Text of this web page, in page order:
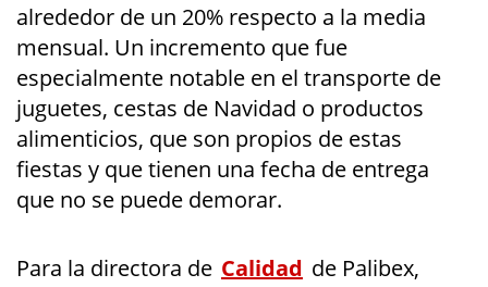
alrededor de un 20% respecto a la media
mensual. Un incremento que fue
especialmente notable en el transporte de
juguetes, cestas de Navidad o productos
alimenticios, que son propios de estas
fiestas y que tienen una fecha de entrega
que no se puede demorar.
Para la directora de Calidad de Palibex,